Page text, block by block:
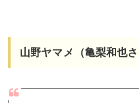
山野ヤマメ（亀梨和也さ